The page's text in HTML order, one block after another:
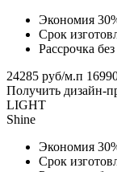
Экономия
Срок
Рассрочка
24285 руб/м.п
Получить дизайн-
LIGHT
Shine
Экономия
Срок